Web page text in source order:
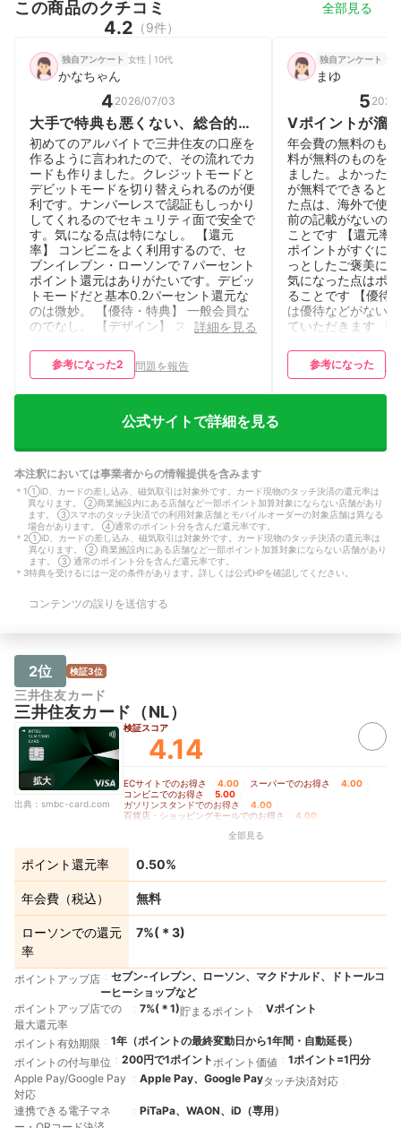
この商品のクチコミ 全部見る
4.2 （9件）
独自アンケート 女性 | 10代
かなちゃん
4 2026/07/03
大手で特典も悪くない、総合的に
見て良いカード
初めてのアルバイトで三井住友の口座を
作るように言われたので、その流れでカ
ードも作りました。クレジットモードと
デビットモードを切り替えられるのが便
利です。ナンバーレスで認証もしっかり
してくれるのでセキュリティ面で安全で
す。気になる点は特になし。 【還元
率】 コンビニをよく利用するので、セ
ブンイレブン・ローソンで７パーセント
ポイント還元はありがたいです。デビッ
トモードだと基本0.2パーセント還元な
のは微妙。 【優待・特典】 一般会員な
のでなし。 【デザイン】 スタイリッシ
【アプリ・Webサービス】
moneyfowardやsbi証券と連携できるの
いと最大限使いこなせないのは面倒。
【基本情報】 職業：学生 利用期間：1～
2年未満 主な利用シーン：ネットショッ
飲食店、交通費、旅行・出張、電子マネ
ー・スマホ決済へのチャージ（楽天ペ
イ、PayPayなど） 月間利用額：5〜10
万円未満 重要視しているポイント：現
在使っている銀行口座やサービスとグル
ープが同じで使いやすい 保有カード枚
数：2枚
詳細を見る
参考になった2 問題を報告
独自アンケート 女
まゆ
5
Vポイントが溜
費も無料なので
ことができます
年会費の無料のも
料が無料のものを
ました。よかった
が無料でできると
た点は、海外で使
前の記載がないの
ことです 【還元率
ポイントがすぐに
っとしたご褒美に
気になった点はポ
ることです 【優待
は優待などがない
ていただきます 【
みのカードを手に
になった点はカラ
に連絡が来るので
いただきます。 【
ジ（楽天ペイ、
額：10〜15万円未
イント：年会費が
ド枚数：1
参考になった
公式サイトで詳細を見る
本注釈においては事業者からの情報提供を含みます
＊ 1①iD、カードの差し込み、磁気取引は対象外です。カード現物のタッチ決済の還元率は
異なります。 ②商業施設内にある店舗など一部ポイント加算対象にならない店舗があり
ます。 ③スマホのタッチ決済での利用対象店舗とモバイルオーダーの対象店舗は異なる
場合があります。 ④通常のポイント分を含んだ還元率です。
＊ 2①iD、カードの差し込み、磁気取引は対象外です。カード現物のタッチ決済の還元率は
異なります。 ② 商業施設内にある店舗など一部ポイント加算対象にならない店舗があり
ます。 ③ 通常のポイント分を含んだ還元率です。
＊ 3特典を受けるには一定の条件があります。詳しくは公式HPを確認してください。
コンテンツの誤りを送信する
2位 検証3位
三井住友カード
三井住友カード（NL）
拡大
出典： smbc-card.com
検証スコア
4.14
ECサイトでのお得さ 4.00 スーパーでのお得さ 4.00
コンビニでのお得さ 5.00
ガソリンスタンドでのお得さ 4.00
百貨店・ショッピングモールでのお得さ 4.00
3.50｜
ドラッグストアでのお得さ
公共料金支払いでのお得さ
クレカ積立でのお得さ
その他の店舗・サービスでのお得さ 3.50｜
ポイントの貯めやすさ
ポイントの使いやすさ
全部見る
ポイント還元率 0.50%
年会費（税込） 無料
ローソンでの還元
率
7%(＊3)
ポイントアップ店
セブン‐イレブン、ローソン、マクドナルド、ドトールコ
ーヒーショップなど
ポイントアップ店での
最大還元率
7%(＊ 1)貯まるポイント Vポイント
ポイント有効期限
1年（ポイントの最終変動日から1年間・自動延長）
ポイントの付与単位
200円で1ポイントポイント価値
1ポイント=1円分
Apple Pay/Google Pay
対応
Apple Pay、Google Payタッチ決済対応
連携できる電子マネ
PiTaPa、WAON、iD（専用）